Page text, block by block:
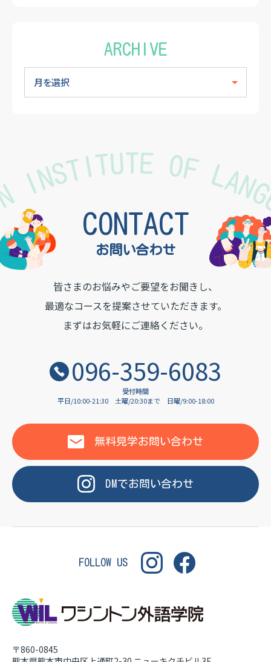
ARCHIVE
WASHINGTON
INSTITUTE OF
お問い合わせ
CONTACT
皆さまのお悩みやご要望をお聞きし、
最適なコースを提案させていただきます。
まずはお気軽にご連絡ください。
096-359-6083
受付時間
平日/10:00-21:30
土曜/20:30まで 日曜/9:00-18:00
無料見学お問い合わせ
DM でお問い合わせ
FOLLOW US
〒860-0845